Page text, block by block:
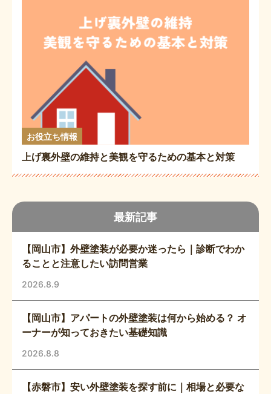
最新記事
【岡山市】外壁塗装が必要か迷ったら｜診断でわか
ることと注意したい訪問営業
2026.8.9
【岡山市】アパートの外壁塗装は何から始める？ オ
ーナーが知っておきたい基礎知識
2026.8.8
【赤磐市】安い外壁塗装を探す前に｜相場と必要な
お役立ち情報
上げ裏外壁の維持と美観を守るための基本と対策